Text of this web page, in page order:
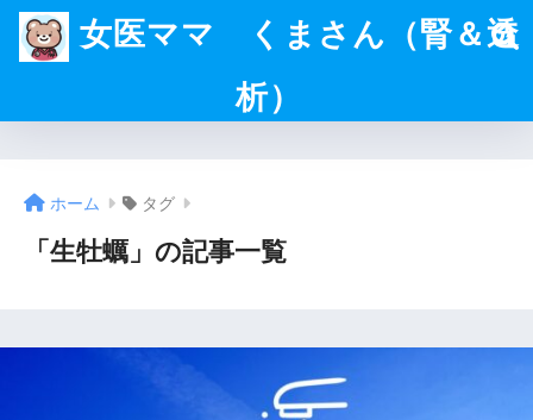
女医ママ くまさん（腎＆透
析）
ホーム タグ
「生牡蠣」の記事一覧